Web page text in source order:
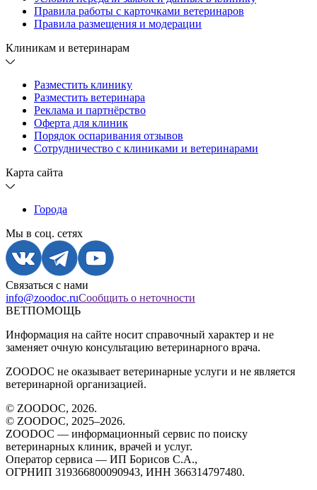
Правила работы с карточками ветеринаров
Правила размещения и модерации
Клиникам и ветеринарам
Разместить клинику
Разместить ветеринара
Реклама и партнёрство
Оферта для клиник
Порядок оспаривания отзывов
Сотрудничество с клиниками и ветеринарами
Карта сайта
Города
Мы в соц. сетях
Связаться с нами
info@zoodoc.ruСообщить о неточности
ВЕТПОМОЩЬ
Информация на сайте носит справочный характер и не
заменяет очную консультацию ветеринарного врача.
ZOODOC не оказывает ветеринарные услуги и не является
ветеринарной организацией.
© ZOODOC, 2026.
© ZOODOC, 2025–2026.
ZOODOC — информационный сервис по поиску
ветеринарных клиник, врачей и услуг.
Оператор сервиса — ИП Борисов С.А.,
ОГРНИП 319366800090943, ИНН 366314797480.